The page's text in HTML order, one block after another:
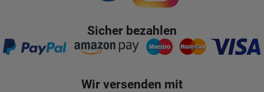
Sicher bezahlen
Wir versenden mit